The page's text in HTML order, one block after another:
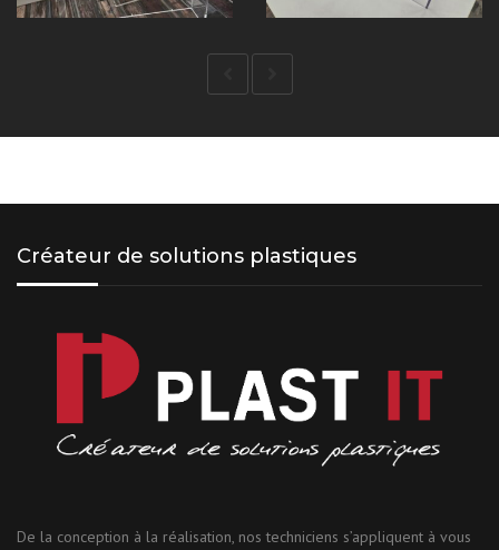
Créateur de solutions plastiques
De la conception à la réalisation, nos techniciens s’appliquent à vous